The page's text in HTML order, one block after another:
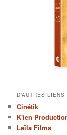
D’AUTRES
Cinétik
K'ien
Leïla Films